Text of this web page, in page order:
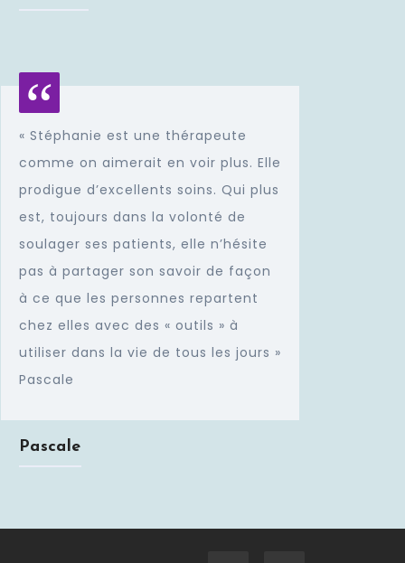
« Stéphanie est une thérapeute
comme on aimerait en voir plus. Elle
prodigue d’excellents soins. Qui plus
est, toujours dans la volonté de
soulager ses patients, elle n’hésite
pas à partager son savoir de façon
à ce que les personnes repartent
chez elles avec des « outils » à
utiliser dans la vie de tous les jours »
Pascale
Pascale